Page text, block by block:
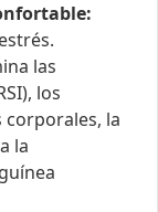
las
los
corporales, la
la